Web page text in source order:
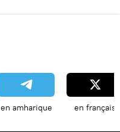
en amharique en français